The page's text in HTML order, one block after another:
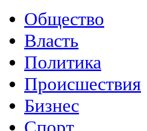
Общество
Власть
Политика
Происшествия
Бизнес